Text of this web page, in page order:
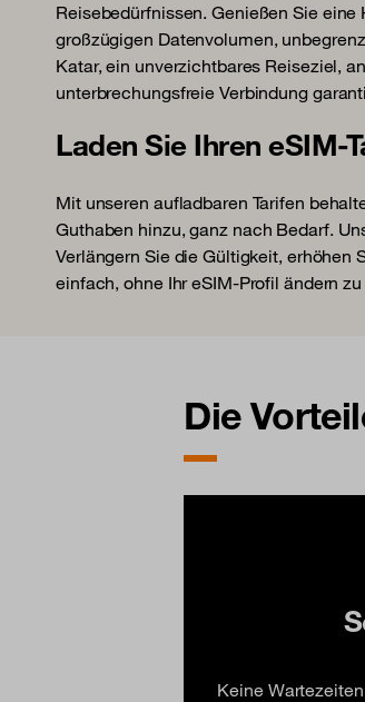
Reisebedürfnissen. Genießen Sie
großzügigen Datenvolumen,
Katar, ein unverzichtbares Reiseziel,
unterbrechungsfreie Verbindung
Laden Sie Ihren eSIM-
Mit unseren aufladbaren Tarifen
Guthaben hinzu, ganz nach Bedarf.
Verlängern Sie die Gültigkeit, erhöhen
einfach, ohne Ihr eSIM-Profil ändern
Die
Keine